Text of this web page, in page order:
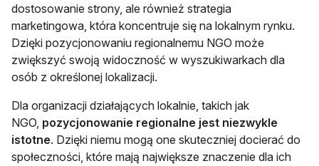
dostosowanie strony, ale również strategia
marketingowa, która koncentruje się na lokalnym rynku.
Dzięki pozycjonowaniu regionalnemu NGO może
zwiększyć swoją widoczność w wyszukiwarkach dla
osób z określonej lokalizacji.
Dla organizacji działających lokalnie, takich jak
NGO, pozycjonowanie regionalne jest niezwykle
istotne. Dzięki niemu mogą one skuteczniej docierać do
społeczności, które mają największe znaczenie dla ich